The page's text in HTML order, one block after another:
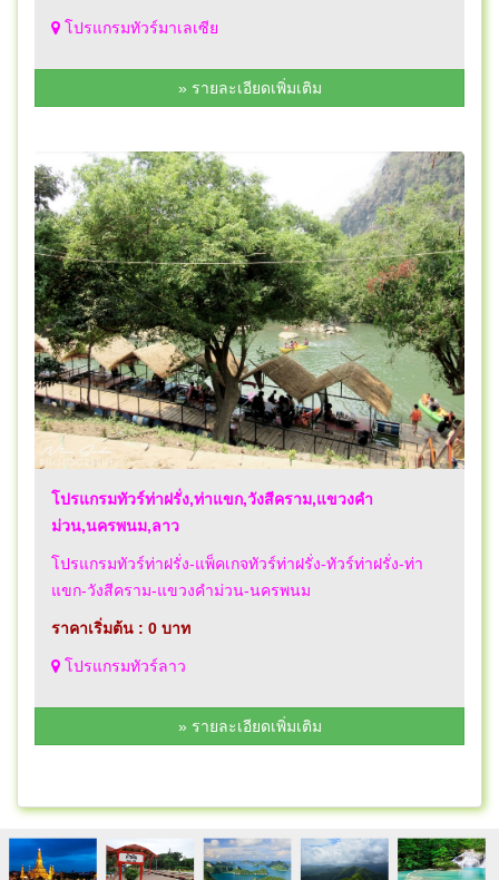
โปรแกรมทัวร์มาเลเซีย
» รายละเอียดเพิ่มเติม
โปรแกรมทัวร์ท่าฝรั่ง,ท่าแขก,วังสีคราม,แขวงคำ
ม่วน,นครพนม,ลาว
โปรแกรมทัวร์ท่าฝรั่ง-แพ็คเกจทัวร์ท่าฝรั่ง-ทัวร์ท่าฝรั่ง-ท่า
แขก-วังสีคราม-แขวงคำม่วน-นครพนม
ราคาเริ่มต้น : 0 บาท
โปรแกรมทัวร์ลาว
» รายละเอียดเพิ่มเติม